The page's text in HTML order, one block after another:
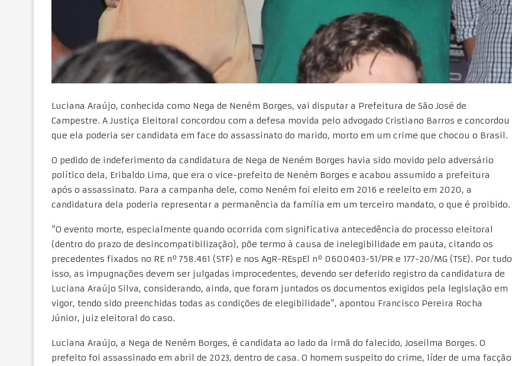
Luciana Araújo, conhecida como Nega de Neném Borges, vai disputar a Prefeitura de São José de
Campestre. A Justiça Eleitoral concordou com a defesa movida pelo advogado Cristiano Barros e concordou
que ela poderia ser candidata em face do assassinato do marido, morto em um crime que chocou o Brasil.
O pedido de indeferimento da candidatura de Nega de Neném Borges havia sido movido pelo adversário
político dela, Eribaldo Lima, que era o vice-prefeito de Neném Borges e acabou assumido a prefeitura
após o assassinato. Para a campanha dele, como Neném foi eleito em 2016 e reeleito em 2020, a
candidatura dela poderia representar a permanência da família em um terceiro mandato, o que é proibido.
“O evento morte, especialmente quando ocorrida com significativa antecedência do processo eleitoral
(dentro do prazo de desincompatibilização), põe termo à causa de inelegibilidade em pauta, citando os
precedentes fixados no RE nº 758.461 (STF) e nos AgR-REspEl nº 0600403-51/PR e 177-20/MG (TSE). Por tudo
isso, as impugnações devem ser julgadas improcedentes, devendo ser deferido registro da candidatura de
Luciana Araújo Silva, considerando, ainda, que foram juntados os documentos exigidos pela legislação em
vigor, tendo sido preenchidas todas as condições de elegibilidade”, apontou Francisco Pereira Rocha
Júnior, juiz eleitoral do caso.
Luciana Araújo, a Nega de Neném Borges, é candidata ao lado da irmã do falecido, Joseilma Borges. O
prefeito foi assassinado em abril de 2023, dentro de casa. O homem suspeito do crime, líder de uma facção